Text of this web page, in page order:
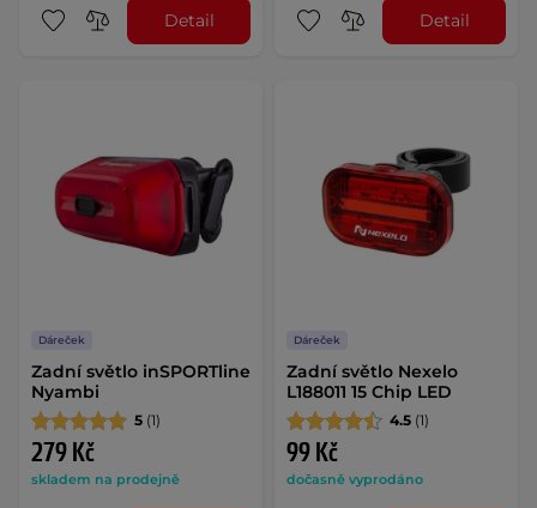
Detail Detail
Dáreček
Zadní světlo inSPORTline
Nyambi
5 (1)
279 Kč
skladem na prodejně
Dáreček
Zadní světlo Nexelo
L188011 15 Chip LED
4.5 (1)
99 Kč
dočasně vyprodáno